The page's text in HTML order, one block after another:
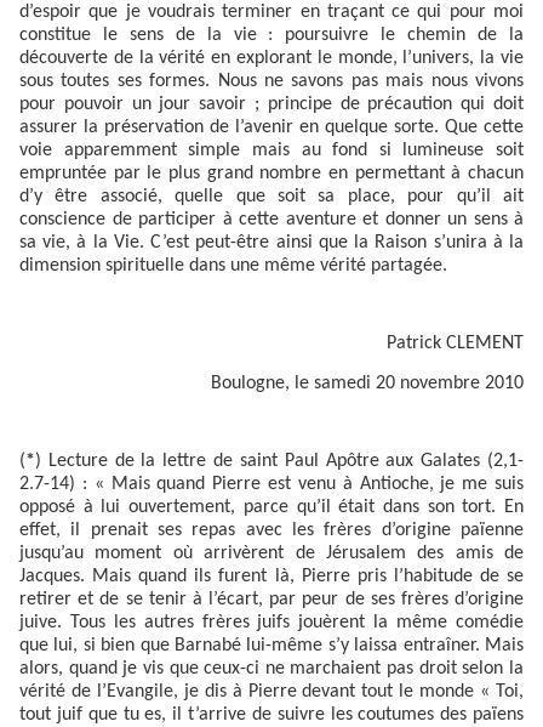
d’espoir que je voudrais terminer en traçant ce qui pour moi
constitue le sens de la vie : poursuivre le chemin de la
découverte de la vérité en explorant le monde, l’univers, la vie
sous toutes ses formes. Nous ne savons pas mais nous vivons
pour pouvoir un jour savoir ; principe de précaution qui doit
assurer la préservation de l’avenir en quelque sorte. Que cette
voie apparemment simple mais au fond si lumineuse soit
empruntée par le plus grand nombre en permettant à chacun
d’y être associé, quelle que soit sa place, pour qu’il ait
conscience de participer à cette aventure et donner un sens à
sa vie, à la Vie. C’est peut-être ainsi que la Raison s’unira à la
dimension spirituelle dans une même vérité partagée.
Patrick CLEMENT
Boulogne, le samedi 20 novembre 2010
(*) Lecture de la lettre de saint Paul Apôtre aux Galates (2,1-
2.7-14) : « Mais quand Pierre est venu à Antioche, je me suis
opposé à lui ouvertement, parce qu’il était dans son tort. En
effet, il prenait ses repas avec les frères d’origine païenne
jusqu’au moment où arrivèrent de Jérusalem des amis de
Jacques. Mais quand ils furent là, Pierre pris l’habitude de se
retirer et de se tenir à l’écart, par peur de ses frères d’origine
juive. Tous les autres frères juifs jouèrent la même comédie
que lui, si bien que Barnabé lui-même s’y laissa entraîner. Mais
alors, quand je vis que ceux-ci ne marchaient pas droit selon la
vérité de l’Evangile, je dis à Pierre devant tout le monde « Toi,
tout juif que tu es, il t’arrive de suivre les coutumes des païens